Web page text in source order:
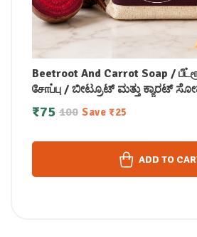
Beetroot And Carrot Soap /
சோப்பு / ಬೀಟ್ರೂಟ್ ಮತ್ತು ಕ್ಯಾರಟ್
गाजर साबुन / ബീറ്റ്റ്റൂട്ടും
100
₹75 Save ₹25
ADD TO